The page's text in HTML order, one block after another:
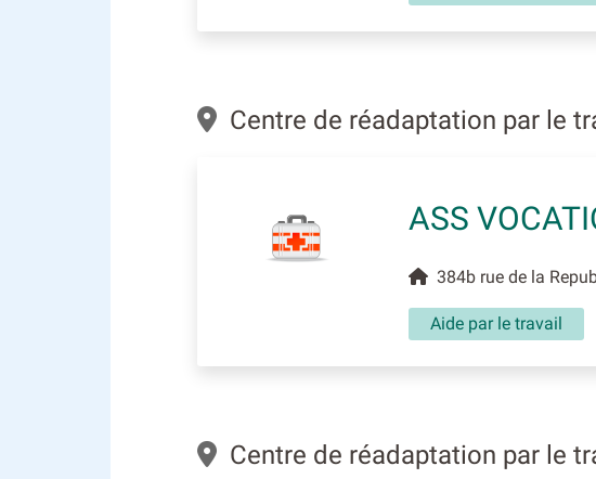
Centre de réadaptation par le
ASS
384b rue de la
Aide par le travail
Centre de réadaptation par le